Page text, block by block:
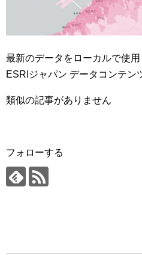
最新のデータをローカルで使
ESRIジャパン データコンテン
類似の記事がありません
フォローする